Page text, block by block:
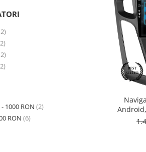
1000 RON (2)
RON (6)